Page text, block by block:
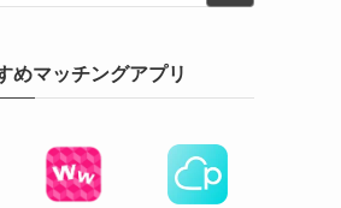
めマッチングアプリ